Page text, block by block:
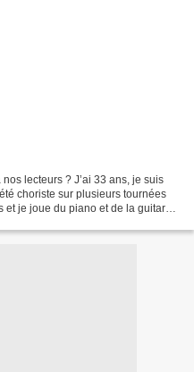
lecteurs ? J’ai 33 ans, je suis
choriste sur plusieurs tournées
je joue du piano et de la guitare.